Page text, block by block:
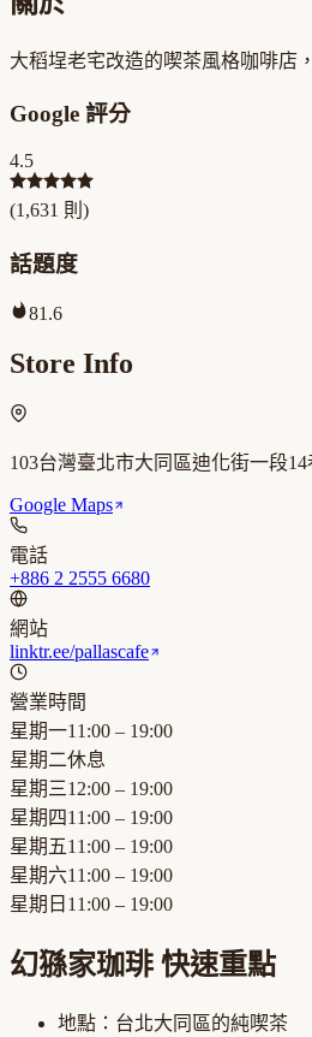
大稻埕老宅改造的喫茶風格咖啡店
Google 評分
4.5
(1,631 則)
話題度
81.6
Store Info
103台灣臺北市大同區迪化街一段14
Google Maps
電話
+886 2 2555 6680
網站
linktr.ee/pallascafe
營業時間
星期一11:00 – 19:00
星期二休息
星期三12:00 – 19:00
星期四11:00 – 19:00
星期五11:00 – 19:00
星期六11:00 – 19:00
星期日 11:00 – 19:00
幻猻家珈琲 快速重點
地點： 台北大同區的純喫茶